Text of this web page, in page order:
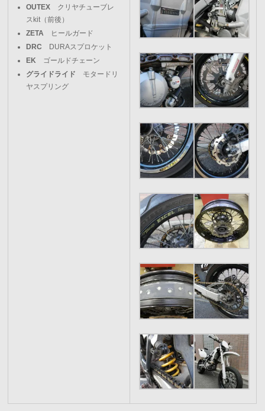
OUTEX クリヤチューブレ
スkit（前後）
ZETA
ヒールガード
DRC
DURAスプロケット
EK ゴールドチェーン
グライドライド モタードリ
ヤスプリング